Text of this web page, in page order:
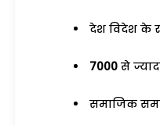
देश विदेश के
7000 से
समाजिक